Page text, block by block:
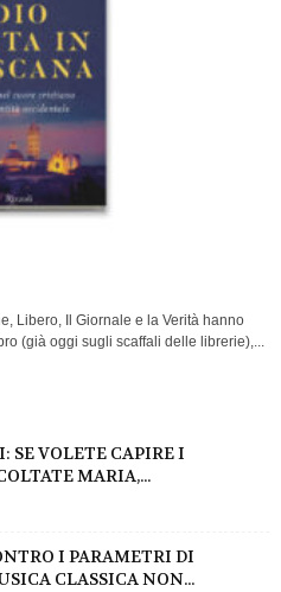
Libero, Il Giornale e la Verità hanno
(già oggi sugli scaffali delle librerie),...
SE VOLETE CAPIRE I
MARIA,...
I PARAMETRI DI
CLASSICA NON...